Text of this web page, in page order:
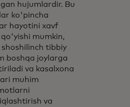
hujumlardir. Bu
ko'pincha
hayotini xavf
mumkin,
shoshilinch tibbiy
boshqa joylarga
va kasalxona
muhim
va